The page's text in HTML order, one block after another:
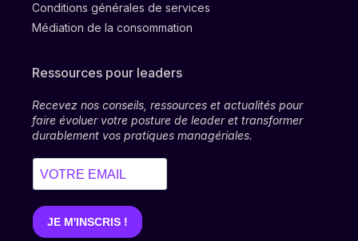
Conditions générales de services
Médiation de la consommation
Ressources pour leaders
Recevez nos conseils, ressources et actualités pour
faire évoluer votre posture de leader et transformer
durablement vos pratiques managériales.